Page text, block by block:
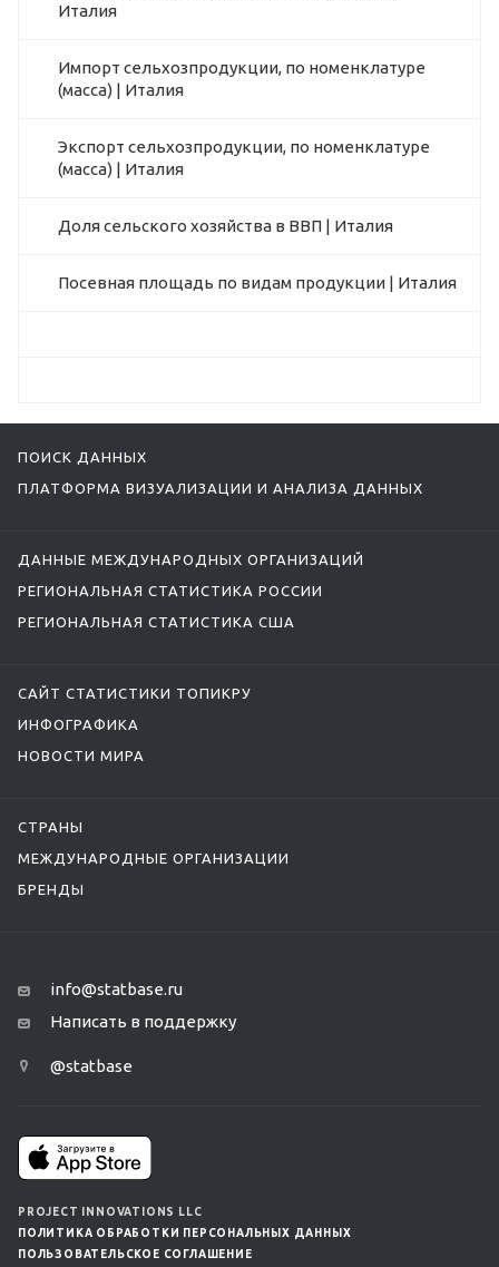
Италия
Импорт сельхозпродукции, по номенклатуре
(масса) | Италия
Экспорт сельхозпродукции, по номенклатуре
(масса) | Италия
Доля сельского хозяйства в ВВП | Италия
Посевная площадь по видам продукции | Италия
ПОИСК ДАННЫХ
ПЛАТФОРМА ВИЗУАЛИЗАЦИИ И АНАЛИЗА ДАННЫХ
ДАННЫЕ МЕЖДУНАРОДНЫХ ОРГАНИЗАЦИЙ
РЕГИОНАЛЬНАЯ СТАТИСТИКА РОССИИ
РЕГИОНАЛЬНАЯ СТАТИСТИКА США
САЙТ СТАТИСТИКИ ТОПИКРУ
ИНФОГРАФИКА
НОВОСТИ МИРА
СТРАНЫ
МЕЖДУНАРОДНЫЕ ОРГАНИЗАЦИИ
БРЕНДЫ
info@statbase.ru
Написать в поддержку
@statbase
PROJECT INNOVATIONS LLC
ПОЛИТИКА ОБРАБОТКИ ПЕРСОНАЛЬНЫХ ДАННЫХ
ПОЛЬЗОВАТЕЛЬСКОЕ СОГЛАШЕНИЕ